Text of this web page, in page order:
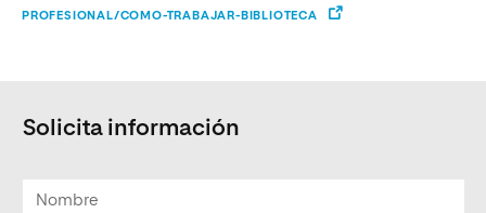
PROFESIONAL/COMO-TRABAJAR-BIBLIOTECA
Solicita información